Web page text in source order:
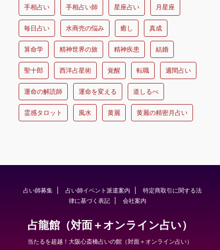
手相占い 手相占い師 星座占い 月星座
毎日占い 水商売の悩み 癒し 真成
算命学 精神世界の旅 精神疾患 結婚
聖十郎 西洋占星術 覚醒 転職 週間占い
運命の解読師 運命を変える 道しるべ
霊感タロット 風水 黄麗 黄麗の精密月占い
占い師募集 占い師イベント派遣案内
特定商取引に関する法
律に基づく表記
会社案内
占龍館（対面＋オンライン占い）
当たるを超越！大阪心斎橋占いの館（対面＋オンライン占い）